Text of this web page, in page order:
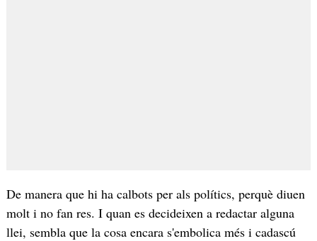
De manera que hi ha calbots per als polítics, perquè diuen
molt i no fan res. I quan es decideixen a redactar alguna
llei, sembla que la cosa encara s'embolica més i cadascú